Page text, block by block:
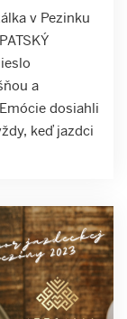
v Pezinku
a
dosiahli
keď jazdci